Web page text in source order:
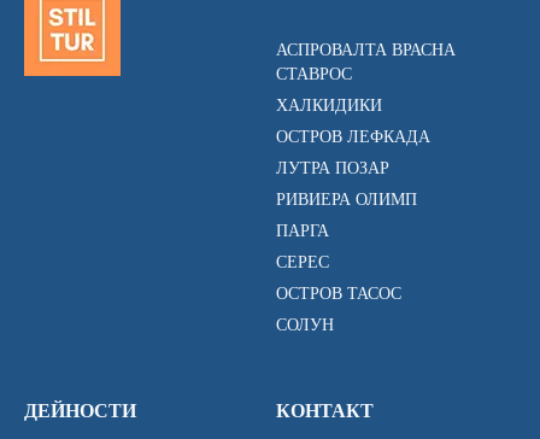
АСПРОВАЛТА ВРАСНА
СТАВРОС
ХАЛКИДИКИ
ОСТРОВ ЛЕФКАДА
ЛУТРА ПОЗАР
РИВИЕРА ОЛИМП
ПАРГА
СЕРЕС
ОСТРОВ ТАСОС
СОЛУН
ДЕЙНОСТИ КОНТАКТ